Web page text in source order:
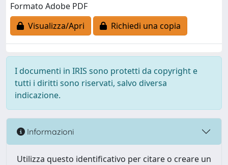
Formato Adobe PDF
Visualizza/Apri
Richiedi una copia
I documenti in IRIS sono protetti da copyright e
tutti i diritti sono riservati, salvo diversa
indicazione.
Informazioni
Utilizza questo identificativo per citare o creare un